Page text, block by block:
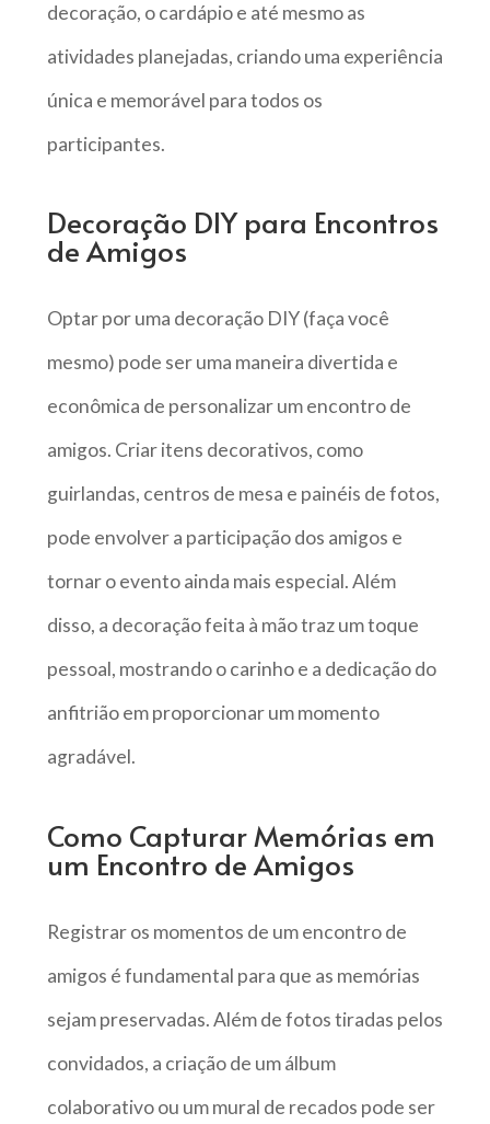
decoração, o cardápio e até mesmo as
atividades planejadas, criando uma experiência
única e memorável para todos os
participantes.
Decoração DIY para Encontros
de Amigos
Optar por uma decoração DIY (faça você
mesmo) pode ser uma maneira divertida e
econômica de personalizar um encontro de
amigos. Criar itens decorativos, como
guirlandas, centros de mesa e painéis de fotos,
pode envolver a participação dos amigos e
tornar o evento ainda mais especial. Além
disso, a decoração feita à mão traz um toque
pessoal, mostrando o carinho e a dedicação do
anfitrião em proporcionar um momento
agradável.
Como Capturar Memórias em
um Encontro de Amigos
Registrar os momentos de um encontro de
amigos é fundamental para que as memórias
sejam preservadas. Além de fotos tiradas pelos
convidados, a criação de um álbum
colaborativo ou um mural de recados pode ser